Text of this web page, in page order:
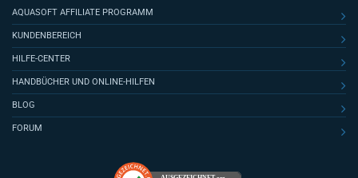
AQUASOFT AFFILIATE PROGRAMM
KUNDENBEREICH
HILFE-CENTER
HANDBÜCHER UND ONLINE-HILFEN
BLOG
FORUM